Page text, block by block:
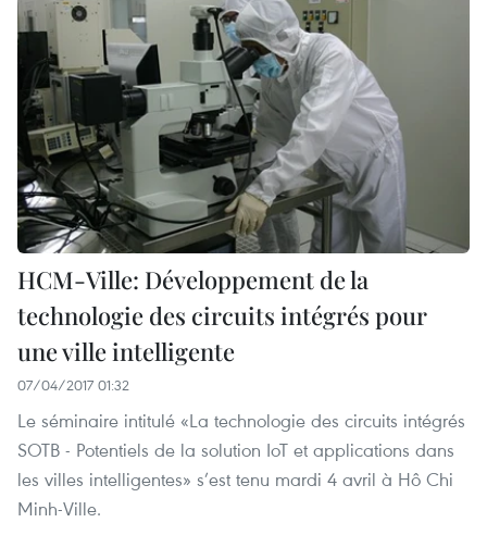
HCM-Ville: Développement de la
technologie des circuits intégrés pour
une ville intelligente
07/04/2017 01:32
Le séminaire intitulé «La technologie des circuits intégrés
SOTB - Potentiels de la solution IoT et applications dans
les villes intelligentes» s’est tenu mardi 4 avril à Hô Chi
Minh-Ville.